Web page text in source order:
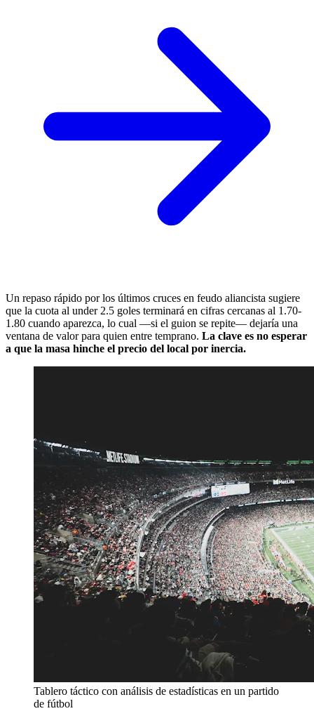
Un repaso rápido por los últimos cruces en feudo aliancista sugiere
que la cuota al under 2.5 goles terminará en cifras cercanas al 1.70-
1.80 cuando aparezca, lo cual —si el guion se repite— dejaría una
ventana de valor para quien entre temprano. La clave es no esperar
a que la masa hinche el precio del local por inercia.
Tablero táctico con análisis de estadísticas en un partido
de fútbol